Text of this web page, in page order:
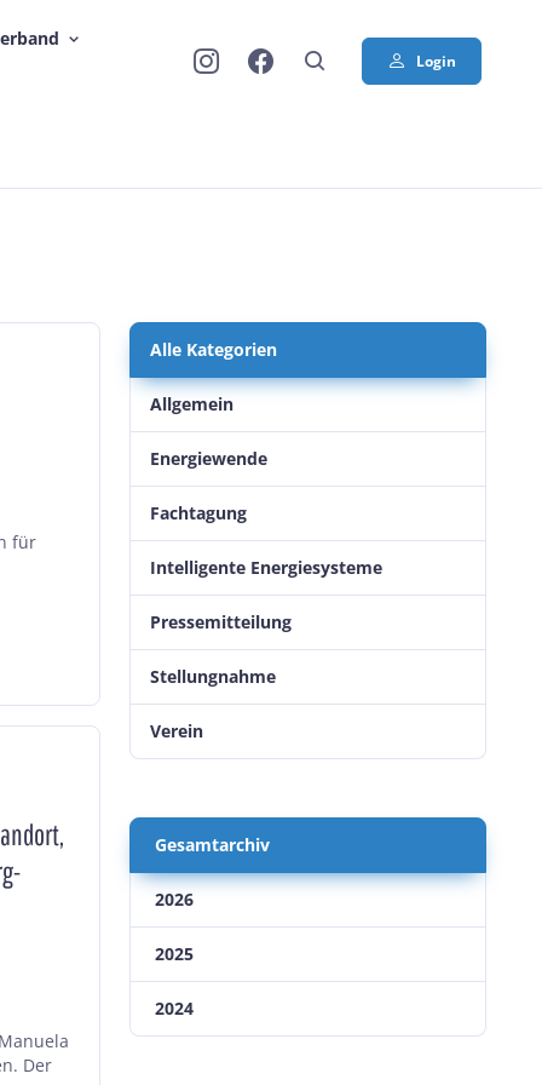
Login
für
Der
Alle Kategorien
Allgemein
Energiewende
Fachtagung
Intelligente Energiesysteme
Pressemitteilung
Stellungnahme
Verein
Gesamtarchiv
2026
2025
2024